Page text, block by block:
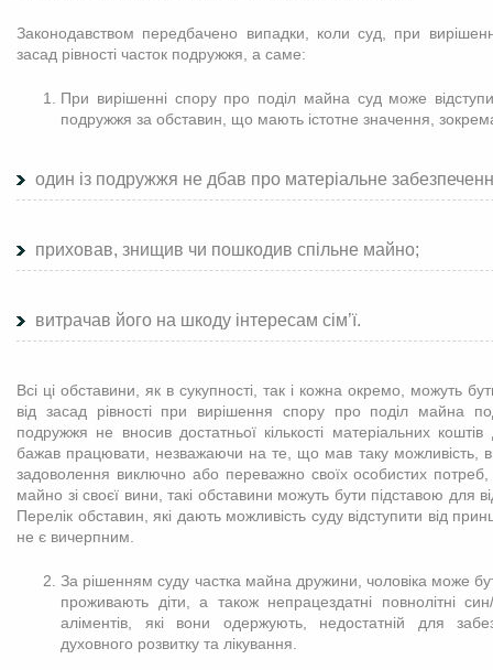
Законодавством передбачено випадки, коли суд, при
засад рівності часток подружжя, а саме:
При вирішенні спору про поділ майна суд може
подружжя за обставин, що мають істотне значення,
один із подружжя не дбав про матеріальне
приховав, знищив чи пошкодив спільне майно;
витрачав його на шкоду інтересам сім’ї.
Всі ці обставини, як в сукупності, так і кожна окремо, можуть
від засад рівності при вирішення спору про поділ майна
подружжя не вносив достатньої кількості матеріальних
бажав працювати, незважаючи на те, що мав таку можливість,
задоволення виключно або переважно своїх особистих
майно зі своєї вини, такі обставини можуть бути підставою для
Перелік обставин, які дають можливість суду відступити від
не є вичерпним.
За рішенням суду частка майна дружини, чоловіка може
проживають діти, а також непрацездатні повнолітні
аліментів, які вони одержують, недостатній для
духовного розвитку та лікування.